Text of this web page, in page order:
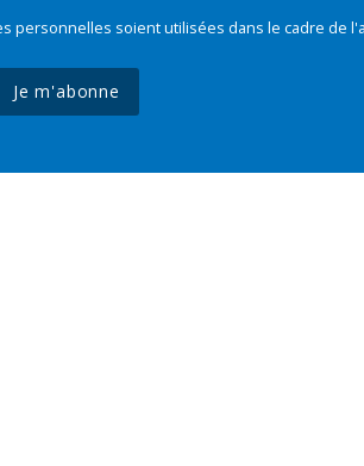
personnelles soient utilisées dans le cadre de
Je m'abonne